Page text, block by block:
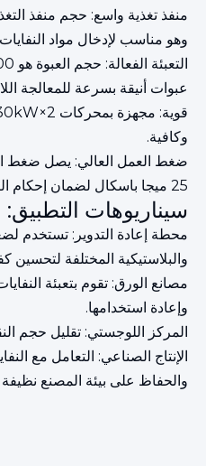
وهو مناسب لإدخال مواد
عبوات أنيقة بسرعة للمعالجة
وكافية.
ضغط العمل العالي: يصل ضغط
25 ميجا باسكال لضمان إحكام التغليف.
سيناريوهات التطبيق:
محطة إعادة التدوير: تستخدم
والبلاستيكية المختلفة لتحسين
مصانع الورق: تقوم بتعبئة
وإعادة استخدامها.
المركز اللوجستي: تقليل حجم
الإنتاج الصناعي: التعامل مع
والحفاظ على بيئة المصنع نظيفة